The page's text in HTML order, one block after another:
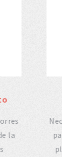
la